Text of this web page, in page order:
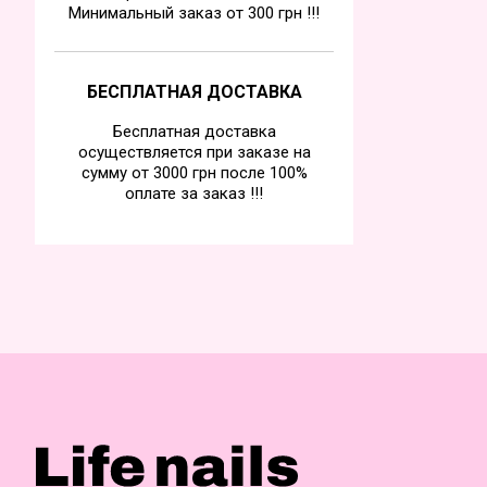
Минимальный заказ от 300 грн !!!
БЕСПЛАТНАЯ ДОСТАВКА
Бесплатная доставка
осуществляется при заказе на
сумму от 3000 грн после 100%
оплате за заказ !!!